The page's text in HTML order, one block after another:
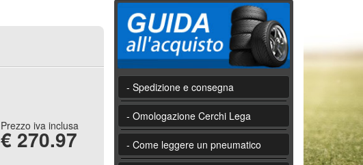
Prezzo iva inclusa
€ 270.97
- Spedizione e consegna
- Omologazione Cerchi Lega
- Come leggere un pneumatico